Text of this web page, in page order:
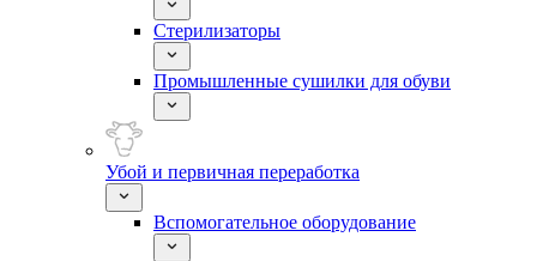
Стерилизаторы
Промышленные сушилки для обуви
Убой и первичная переработка
Вспомогательное оборудование